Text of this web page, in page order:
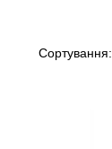
Сортування: